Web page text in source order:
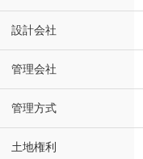
設計会社
管理会社
管理方式
土地権利